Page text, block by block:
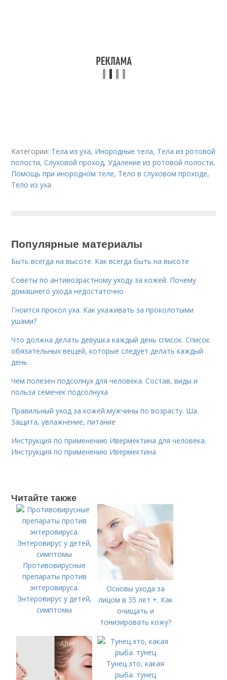
Категории: Тела из уха, Инородные тела, Тела из ротовой
полости,Слуховой проход,Удаление из ротовой полости,
Помощь при инородном теле, Тело в слуховом проходе,
Тело из уха
Популярные материалы
Быть всегда на высоте. Как всегда быть на высоте
Советы по антивозрастному уходу за кожей. Почему
домашнего ухода недостаточно
Гноится прокол уха. Как ухаживать за проколотыми
ушами?
Что должна делать девушка каждый день список. Список
обязательных вещей, которые следует делать каждый
день
Чем полезен подсолнух для человека. Состав, виды и
польза семечек подсолнуха
Правильный уход за кожей мужчины по возрасту. Ша.
Защита, увлажнение, питание
Инструкция по применению Ивермектина для человека.
Инструкция по применению Ивермектина
Читайте также
Противовирусные
препараты против
энтеровируса.
Энтеровирус у детей,
симптомы
Основы ухода за
лицом в 35 лет +. Как
очищать и
тонизировать кожу?
Тунец это, какая
рыба. тунец